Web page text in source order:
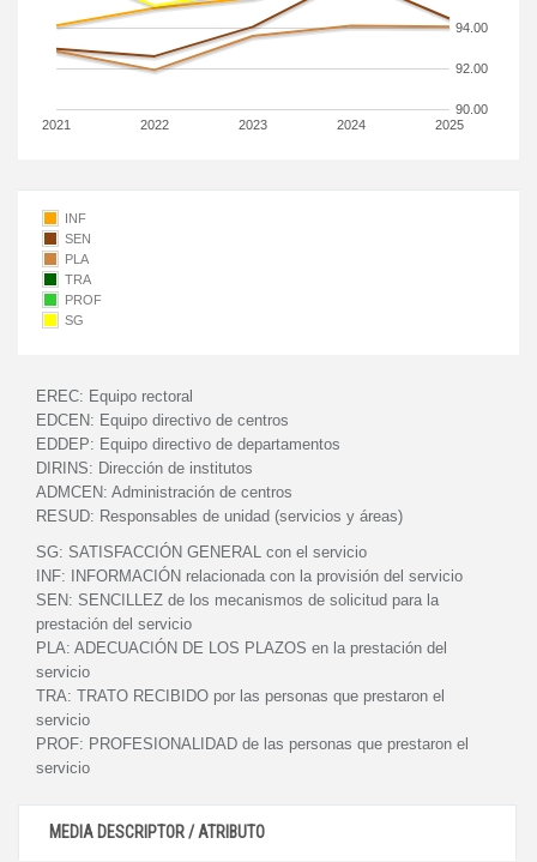
2021 2022 2023 2024 2025
90.00
92.00
94.00
INF
SEN
PLA
TRA
PROF
SG
EREC: Equipo rectoral
EDCEN: Equipo directivo de centros
EDDEP: Equipo directivo de departamentos
DIRINS: Dirección de institutos
ADMCEN: Administración de centros
RESUD: Responsables de unidad (servicios y áreas)
SG: SATISFACCIÓN GENERAL con el servicio
INF:
INFORMACIÓN relacionada con la provisión del servicio
SEN: SENCILLEZ de los mecanismos de solicitud para la
prestación del servicio
PLA: ADECUACIÓN DE LOS PLAZOS en la prestación del
servicio
TRA: TRATO RECIBIDO por las personas que prestaron el
servicio
PROF: PROFESIONALIDAD de las personas que prestaron el
servicio
MEDIA DESCRIPTOR / ATRIBUTO